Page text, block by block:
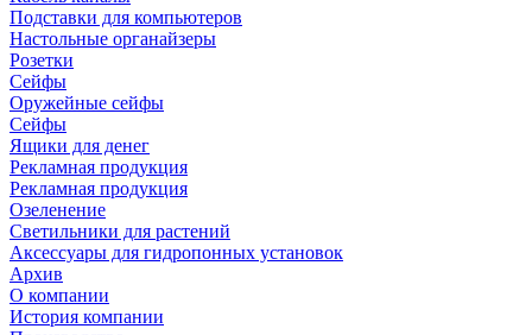
Подставки для компьютеров
Настольные органайзеры
Розетки
Сейфы
Оружейные сейфы
Сейфы
Ящики для денег
Рекламная продукция
Рекламная продукция
Озеленение
Светильники для растений
Аксессуары для гидропонных установок
Архив
О компании
История компании